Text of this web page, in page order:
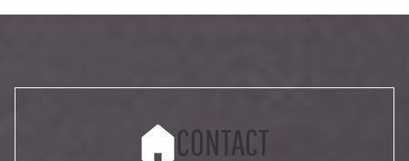
CONTACT